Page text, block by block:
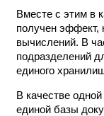
Вместе с этим в
получен эффект,
вычислений. В
подразделений
единого
В качестве
единой базы